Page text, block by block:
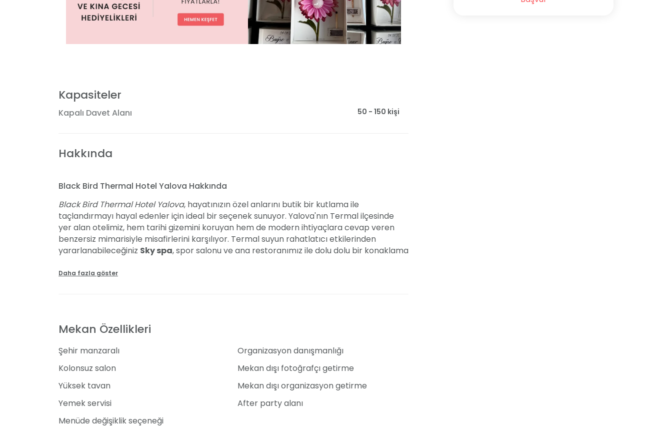
Kapasiteler
Kapalı Davet Alanı 50 - 150 kişi
Hakkında
Black Bird Thermal Hotel Yalova Hakkında
Black Bird Thermal Hotel Yalova, hayatınızın özel anlarını butik bir kutlama ile
taçlandırmayı hayal edenler için ideal bir seçenek sunuyor. Yalova'nın Termal ilçesinde
yer alan otelimiz, hem tarihi gizemini koruyan hem de modern ihtiyaçlara cevap veren
benzersiz mimarisiyle misafirlerini karşılıyor. Termal suyun rahatlatıcı etkilerinden
yararlanabileceğiniz Sky spa, spor salonu ve ana restoranımız ile dolu dolu bir konaklama
yaşayabileceğiniz bir atmosfer sunuyor. Özel günlerinizde, baştan sona sizin seçimlerinizle
Davetler ve Organizasyonlar
için birbirinden farklı organizasyon seçenekleri ile hizmetinizdedir. Davetli sayınıza uygun
oturma düzenleri, masa süslemeleri, sandalye giydirmeleri ve dekorlarla davet alanınızı
canlandırıyoruz. Kına geceleri için kına tahtından, süslemelere kadar her detayı düşündük.
Gelin hamamı organizasyonuyla düğün öncesi stres atıp eğlenceli vakit geçirebilirsiniz.
Daha fazla göster
Mekan Özellikleri
Şehir manzaralı
Kolonsuz salon
Yüksek tavan
Yemek servisi
Menüde değişiklik seçeneği
Organizasyon danışmanlığı
Mekan dışı fotoğrafçı getirme
Mekan dışı organizasyon getirme
After party alanı